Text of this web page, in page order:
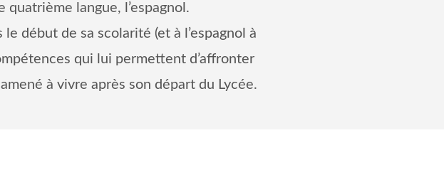
quatrième langue, l’espagnol.
début de sa scolarité (et à l’espagnol à
qui lui permettent d’affronter
à vivre après son départ du Lycée.